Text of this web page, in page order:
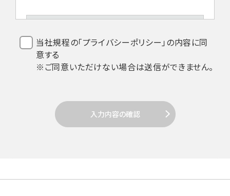
当社は、個人情報を取扱うにあたり、個人
当社規程の「プライバシーポリシー」の内容に同
意する
※ご同意いただけない場合は送信ができません。
入力内容の確認